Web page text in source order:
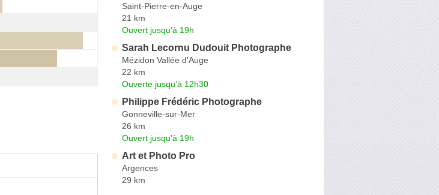
Saint-Pierre-en-Auge
21 km
Ouvert jusqu'à 19h
Sarah Lecornu Dudouit Photographe
Mézidon Vallée d'Auge
22 km
Ouverte jusqu'à 12h30
Philippe Frédéric Photographe
Gonneville-sur-Mer
26 km
Ouvert jusqu'à 19h
Art et Photo Pro
Argences
29 km